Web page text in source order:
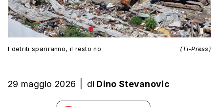
I detriti spariranno, il resto no (Ti-Press)
29 maggio 2026 di Dino Stevanovic